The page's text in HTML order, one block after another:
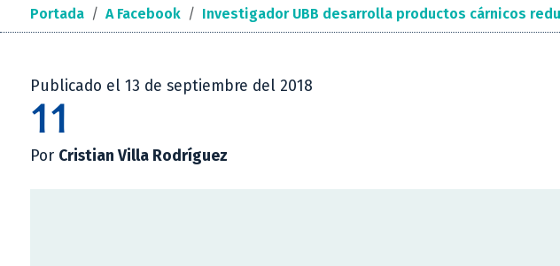
Portada / A Facebook / Investigador UBB desarrolla productos cárnicos
Publicado el 13 de septiembre del 2018
11
Por Cristian Villa Rodríguez